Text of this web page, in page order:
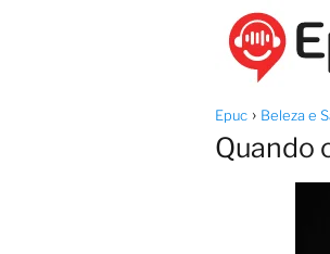
Epuc Beleza e
Quando